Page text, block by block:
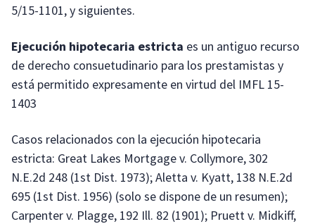
5/15-1101, y siguientes.
Ejecución hipotecaria estricta es un antiguo recurso
de derecho consuetudinario para los prestamistas y
está permitido expresamente en virtud del IMFL 15-
1403
Casos relacionados con la ejecución hipotecaria
estricta: Great Lakes Mortgage v. Collymore, 302
N.E.2d 248 (1st Dist. 1973); Aletta v. Kyatt, 138 N.E.2d
695 (1st Dist. 1956) (solo se dispone de un resumen);
Carpenter v. Plagge, 192 Ill. 82 (1901); Pruett v. Midkiff,